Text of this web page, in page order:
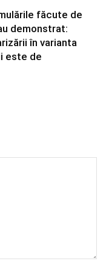
făcute de
demonstrat:
în varianta
este de